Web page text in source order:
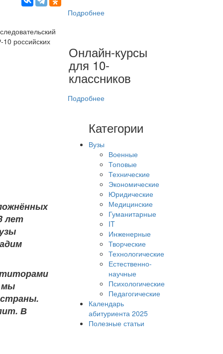
российских
лет
мы
В
Подробнее
Онлайн-курсы
для 10-
классников
Подробнее
Категории
Вузы
Военные
Топовые
Технические
Экономические
Юридические
Медицинские
Гуманитарные
IT
Инженерные
Творческие
Технологические
Естественно-
научные
Психологические
Педагогические
Календарь
абитуриента 2025
Полезные статьи